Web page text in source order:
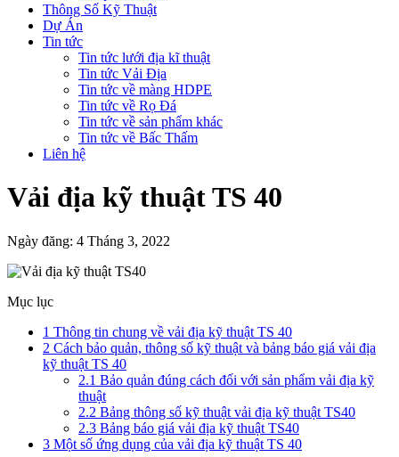
Thông Số Kỹ Thuật
Dự Án
Tin tức
Tin tức lưới địa kĩ thuật
Tin tức Vải Địa
Tin tức về màng HDPE
Tin tức về Rọ Đá
Tin tức về sản phẩm khác
Tin tức về Bấc Thấm
Liên hệ
Vải địa kỹ thuật TS 40
Ngày đăng: 4 Tháng 3, 2022
Mục lục
1 Thông tin chung về vải địa kỹ thuật TS 40
2 Cách bảo quản, thông số kỹ thuật và bảng báo giá vải địa
kỹ thuật TS 40
2.1 Bảo quản đúng cách đối với sản phẩm vải địa kỹ
thuật
2.2 Bảng thông số kỹ thuật vải địa kỹ thuật TS40
2.3 Bảng báo giá vải địa kỹ thuật TS40
3 Một số ứng dụng của vải địa kỹ thuật TS 40